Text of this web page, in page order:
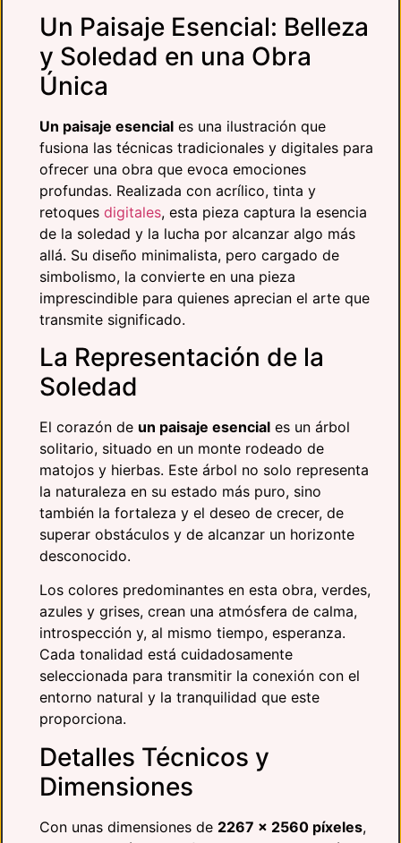
Un Paisaje Esencial: Belleza
y Soledad en una Obra
Única
Un paisaje esencial es una ilustración que
fusiona las técnicas tradicionales y digitales para
ofrecer una obra que evoca emociones
profundas. Realizada con acrílico, tinta y
retoques digitales, esta pieza captura la esencia
de la soledad y la lucha por alcanzar algo más
allá. Su diseño minimalista, pero cargado de
simbolismo, la convierte en una pieza
imprescindible para quienes aprecian el arte que
transmite significado.
La Representación de la
Soledad
El corazón de un paisaje esencial es un árbol
solitario, situado en un monte rodeado de
matojos y hierbas. Este árbol no solo representa
la naturaleza en su estado más puro, sino
también la fortaleza y el deseo de crecer, de
superar obstáculos y de alcanzar un horizonte
desconocido.
Los colores predominantes en esta obra, verdes,
azules y grises, crean una atmósfera de calma,
introspección y, al mismo tiempo, esperanza.
Cada tonalidad está cuidadosamente
seleccionada para transmitir la conexión con el
entorno natural y la tranquilidad que este
proporciona.
Detalles Técnicos y
Dimensiones
Con unas dimensiones de 2267 x 2560 píxeles,